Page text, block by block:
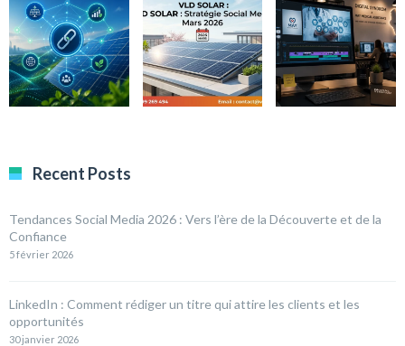
Recent Posts
Tendances Social Media 2026 : Vers l’ère de la Découverte et de la
Confiance
5 février 2026
LinkedIn : Comment rédiger un titre qui attire les clients et les
opportunités
30 janvier 2026